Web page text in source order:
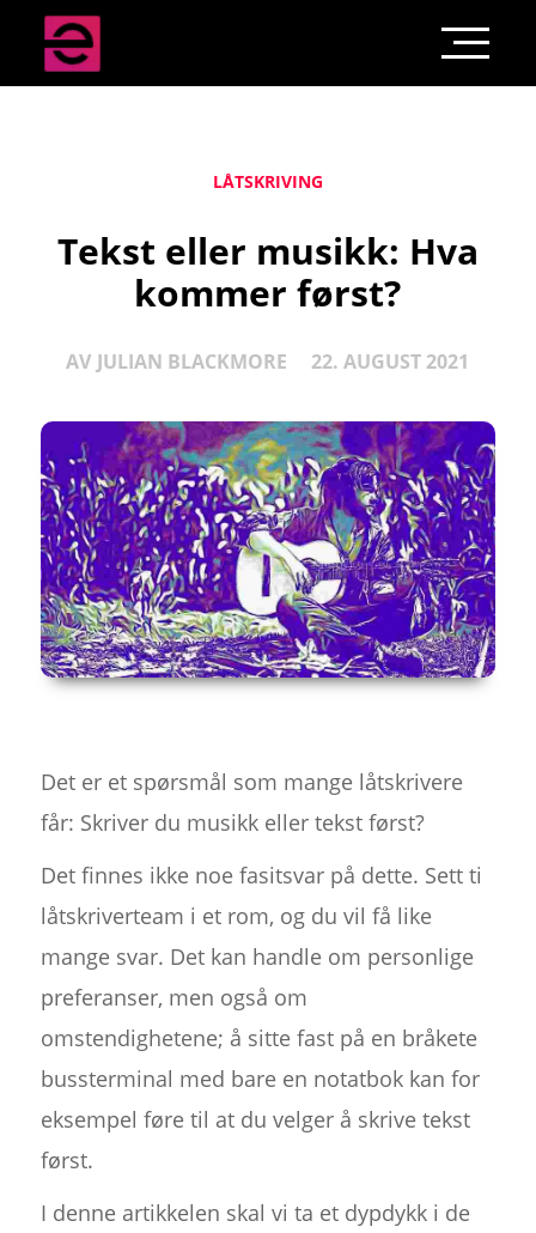
LÅTSKRIVING
Tekst eller musikk: Hva
kommer først?
AV JULIAN BLACKMORE 22. AUGUST 2021
Det er et spørsmål som mange låtskrivere
får: Skriver du musikk eller tekst først?
Det finnes ikke noe fasitsvar på dette. Sett ti
låtskriverteam i et rom, og du vil få like
mange svar. Det kan handle om personlige
preferanser, men også om
omstendighetene; å sitte fast på en bråkete
bussterminal med bare en notatbok kan for
eksempel føre til at du velger å skrive tekst
først.
I denne artikkelen skal vi ta et dypdykk i de